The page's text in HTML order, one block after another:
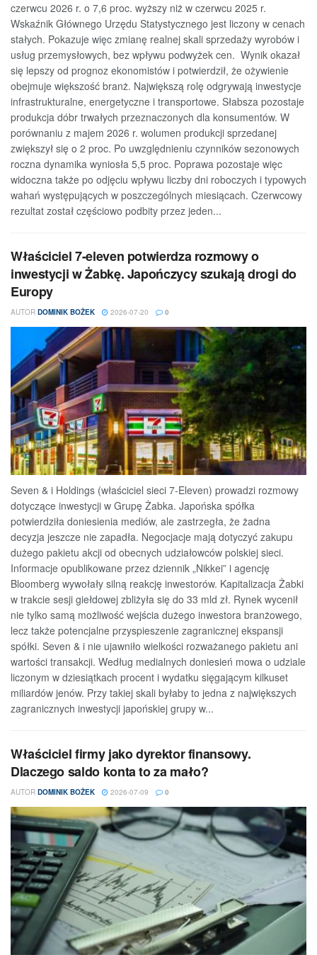
czerwcu 2026 r. o 7,6 proc. wyższy niż w czerwcu 2025 r.
Wskaźnik Głównego Urzędu Statystycznego jest liczony w cenach
stałych. Pokazuje więc zmianę realnej skali sprzedaży wyrobów i
usług przemysłowych, bez wpływu podwyżek cen. Wynik okazał
się lepszy od prognoz ekonomistów i potwierdził, że ożywienie
obejmuje większość branż. Największą rolę odgrywają inwestycje
infrastrukturalne, energetyczne i transportowe. Słabsza pozostaje
produkcja dóbr trwałych przeznaczonych dla konsumentów. W
porównaniu z majem 2026 r. wolumen produkcji sprzedanej
zwiększył się o 2 proc. Po uwzględnieniu czynników sezonowych
roczna dynamika wyniosła 5,5 proc. Poprawa pozostaje więc
widoczna także po odjęciu wpływu liczby dni roboczych i typowych
wahań występujących w poszczególnych miesiącach. Czerwcowy
rezultat został częściowo podbity przez jeden...
Właściciel 7-eleven potwierdza rozmowy o
inwestycji w Żabkę. Japończycy szukają drogi do
Europy
AUTOR DOMINIK BOŻEK 2026-07-20 0
Seven & i Holdings (właściciel sieci 7-Eleven) prowadzi rozmowy
dotyczące inwestycji w Grupę Żabka. Japońska spółka
potwierdziła doniesienia mediów, ale zastrzegła, że żadna
decyzja jeszcze nie zapadła. Negocjacje mają dotyczyć zakupu
dużego pakietu akcji od obecnych udziałowców polskiej sieci.
Informacje opublikowane przez dziennik „Nikkei” i agencję
Bloomberg wywołały silną reakcję inwestorów. Kapitalizacja Żabki
w trakcie sesji giełdowej zbliżyła się do 33 mld zł. Rynek wycenił
nie tylko samą możliwość wejścia dużego inwestora branżowego,
lecz także potencjalne przyspieszenie zagranicznej ekspansji
spółki. Seven & i nie ujawniło wielkości rozważanego pakietu ani
wartości transakcji. Według medialnych doniesień mowa o udziale
liczonym w dziesiątkach procent i wydatku sięgającym kilkuset
miliardów jenów. Przy takiej skali byłaby to jedna z największych
zagranicznych inwestycji japońskiej grupy w...
Właściciel firmy jako dyrektor finansowy.
Dlaczego saldo konta to za mało?
AUTOR DOMINIK BOŻEK 2026-07-09 0